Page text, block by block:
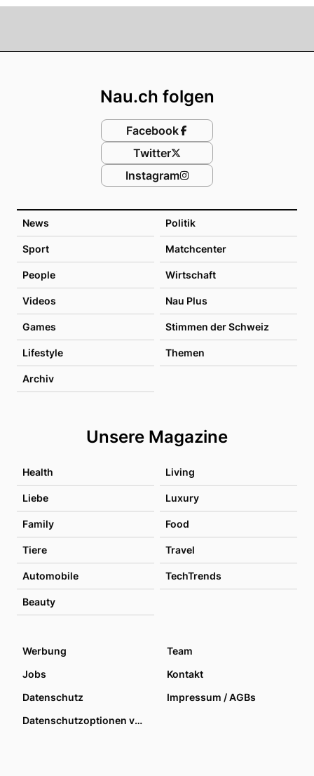
News Politik
Sport Matchcenter
People Wirtschaft
Videos Nau Plus
Games Stimmen der Schweiz
Lifestyle Themen
Archiv
Unsere Magazine
Health Living
Liebe Luxury
Family Food
Tiere Travel
Automobile TechTrends
Beauty
Nau.ch folgen
Facebook
Twitter
Instagram
Werbung
Team
Jobs
Kontakt
Datenschutz
Impressum / AGBs
Datenschutzoptionen verwalten